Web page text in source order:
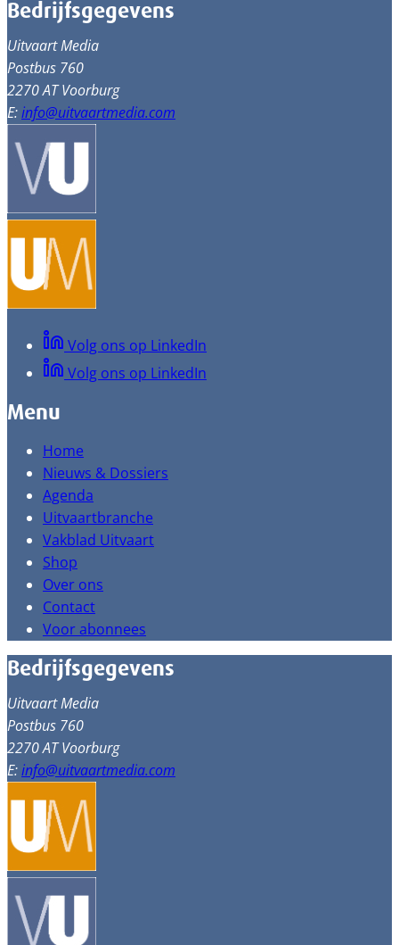
Bedrijfsgegevens
Uitvaart Media
Postbus 760
2270 AT Voorburg
E:info@uitvaartmedia.com
Volg ons op LinkedIn
Volg ons op LinkedIn
Menu
Home
Nieuws & Dossiers
Agenda
Uitvaartbranche
Vakblad Uitvaart
Shop
Over ons
Contact
Voor abonnees
Bedrijfsgegevens
Uitvaart Media
Postbus 760
2270 AT Voorburg
E:info@uitvaartmedia.com